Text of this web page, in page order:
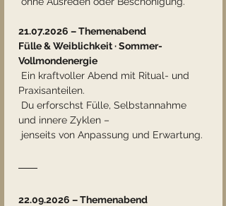
21.07.2026 – Themenabend
Fülle & Weiblichkeit · Sommer-
Vollmondenergie
Praxisanteilen.
und innere Zyklen –
jenseits von Anpassung und Erwartung.
22.09.2026 – Themenabend